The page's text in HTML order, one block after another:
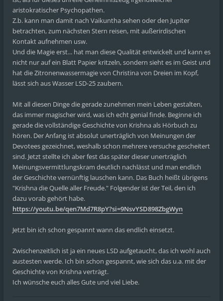
aristokratischer Psychopathen.
Z.b. kann man damit nach Vaikuntha sehen oder den Jupiter
betrachten, zum nächsten Stern reisen, mit außerirdischen
Kontakt aufnehmen usw.
Und die Magie erst... hat man diese Qualität entwickelt und kann es
nicht nur auf ein Blatt Papier kritzeln, sondern sieht es im Geist und
hat die Zitronenwassermagie von Christina von Dreien im Kopf,
lässt sich aus Wasser LSD-25 zaubern.
Mit all diesen Dinge die gerade zunehmen mein Leben gestalten,
das immer magischer wird, was ich echt genial finde. Beginne ich
gerade die vollständige Geschichte von Krishna als Hörbuch zu
hören. Der Anfang ist absolut unerträglich von Meinungen der
Devotees gezeichnet, weshalb schon mehrere versuche gescheitert
sind. Jetzt stellte ich aber fest das später dieser unerträglich
Meinungsvermittlungskram deutlich nachlässt und man endlich
der Geschichte vernünftig lauschen kann. Das Buch heißt übrigens
"Krishna die Quelle aller Freude." Folgender ist der Teil, den ich
dazu vorab gehört habe.
https://youtu.be/qen7Md7R8pY?si=9NsvYSD898ZbgWyn
Jetzt bin ich schon gespannt wann das endlich einsetzt.
Zwischenzeitlich ist ja ein neues LSD aufgetaucht, das ich wohl auch
austesten werde. Ich bin schon gespannt, wie sich das u.a. mit der
Geschichte von Krishna verträgt.
Ich wünsche euch alles Gute und viel Liebe.